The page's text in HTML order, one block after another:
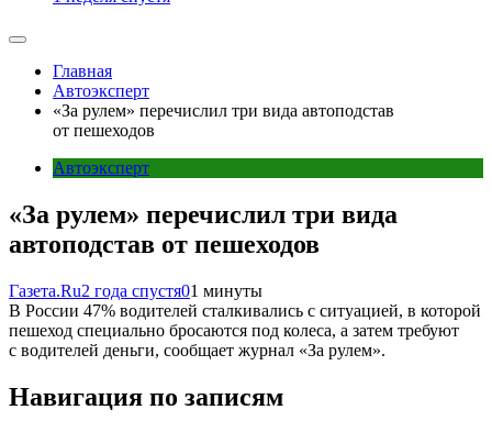
Главная
Автоэксперт
«За рулем» перечислил три вида автоподстав
от пешеходов
Автоэксперт
«За рулем» перечислил три вида
автоподстав от пешеходов
Газета.Ru2 года спустя01 минуты
В России 47% водителей сталкивались с ситуацией, в которой
пешеход специально бросаются под колеса, а затем требуют
с водителей деньги, сообщает журнал «За рулем».
Навигация по записям